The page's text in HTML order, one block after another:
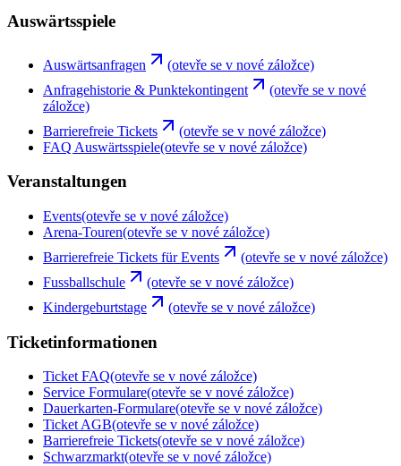
Auswärtsspiele
Auswärtsanfragen
(otevře se v nové záložce)
Anfragehistorie & Punktekontingent
(otevře se v nové
záložce)
Barrierefreie Tickets
(otevře se v nové záložce)
FAQ Auswärtsspiele(otevře se v nové záložce)
Veranstaltungen
Events(otevře se v nové záložce)
Arena-Touren(otevře se v nové záložce)
Barrierefreie Tickets für Events
(otevře se v nové záložce)
Fussballschule
(otevře se v nové záložce)
Kindergeburtstage
(otevře se v nové záložce)
Ticketinformationen
Ticket FAQ(otevře se v nové záložce)
Service Formulare(otevře se v nové záložce)
Dauerkarten-Formulare(otevře se v nové záložce)
Ticket AGB(otevře se v nové záložce)
Barrierefreie Tickets(otevře se v nové záložce)
Schwarzmarkt(otevře se v nové záložce)